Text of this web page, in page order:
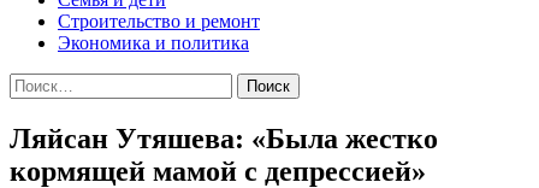
Строительство и ремонт
Экономика и политика
Найти:
Ляйсан Утяшева: «Была жестко
кормящей мамой с депрессией»